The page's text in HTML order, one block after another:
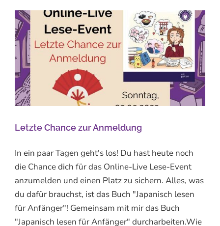
Letzte Chance zur Anmeldung
In ein paar Tagen geht's los! Du hast heute noch
die Chance dich für das Online-Live Lese-Event
anzumelden und einen Platz zu sichern. Alles, was
du dafür brauchst, ist das Buch "Japanisch lesen
für Anfänger"! Gemeinsam mit mir das Buch
"Japanisch lesen für Anfänger" durcharbeiten.Wie